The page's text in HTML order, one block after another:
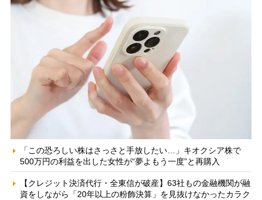
「この恐ろしい株はさっさと手放したい…」キオクシア株で
500万円の利益を出した女性が“夢よもう一度”と再購入
【クレジット決済代行・全東信が破産】63社もの金融機関が融
資をしながら「20年以上の粉飾決算」を見抜けなかったカラク